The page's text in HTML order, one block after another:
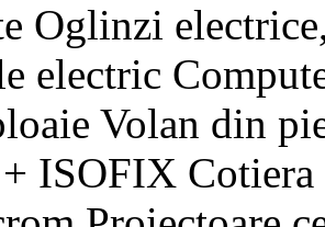
Oglinzi
electric
Volan din
ISOFIX Cotiera